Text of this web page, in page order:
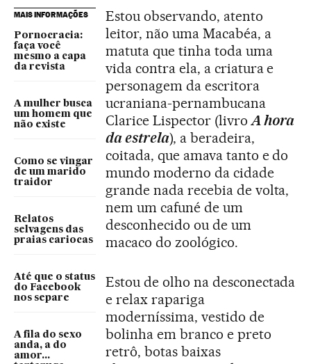
MAIS INFORMAÇÕES
Pornocracia:
faça você
mesmo a capa
da revista
A mulher busca
um homem que
não existe
Como se vingar
de um marido
traidor
Relatos
selvagens das
praias cariocas
Até que o status
do Facebook
nos separe
A fila do sexo
anda, a do
amor...
Estou observando, atento
leitor, não uma Macabéa, a
matuta que tinha toda uma
vida contra ela, a criatura e
personagem da escritora
ucraniana-pernambucana
Clarice Lispector (livroA hora
da estrela), a beradeira,
coitada, que amava tanto e do
mundo moderno da cidade
grande nada recebia de volta,
nem um cafuné de um
desconhecido ou de um
macaco do zoológico.
Estou de olho na desconectada
e relax rapariga
moderníssima, vestido de
bolinha em branco e preto
retrô, botas baixas